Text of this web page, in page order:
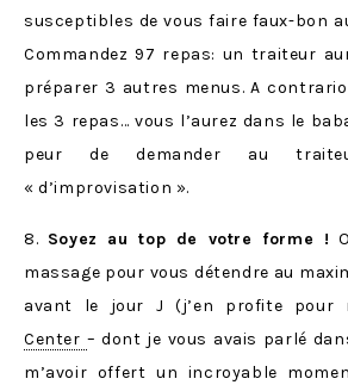
susceptibles de vous faire faux-bon
Commandez 97 repas: un traiteur
préparer 3 autres menus. A
les 3 repas… vous l’aurez dans le
peur de demander au
« d’improvisation ».
8. Soyez au top de votre forme !
massage pour vous détendre au
avant le jour J (j’en profite pour
Center – dont je vous avais parlé
m’avoir offert un incroyable